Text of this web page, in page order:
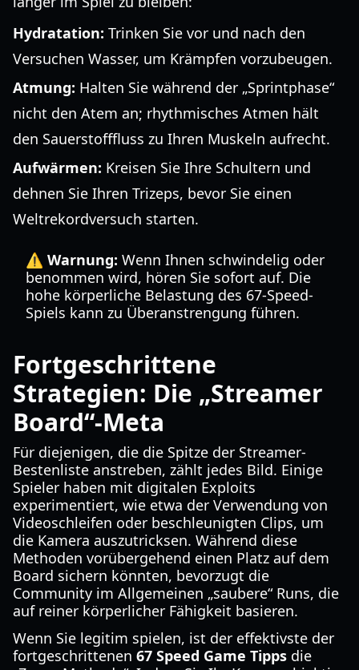
Hydratation: Trinken Sie vor und nach den
Versuchen Wasser, um Krämpfen vorzubeugen.
Atmung: Halten Sie während der „Sprintphase“
nicht den Atem an; rhythmisches Atmen hält
den Sauerstofffluss zu Ihren Muskeln aufrecht.
Aufwärmen: Kreisen Sie Ihre Schultern und
dehnen Sie Ihren Trizeps, bevor Sie einen
Weltrekordversuch starten.
⚠️ Warnung: Wenn Ihnen schwindelig oder
benommen wird, hören Sie sofort auf. Die
hohe körperliche Belastung des 67-Speed-
Spiels kann zu Überanstrengung führen.
Fortgeschrittene
Strategien: Die „Streamer
Board“-Meta
Für diejenigen, die die Spitze der Streamer-
Bestenliste anstreben, zählt jedes Bild. Einige
Spieler haben mit digitalen Exploits
experimentiert, wie etwa der Verwendung von
Videoschleifen oder beschleunigten Clips, um
die Kamera auszutricksen. Während diese
Methoden vorübergehend einen Platz auf dem
Board sichern könnten, bevorzugt die
Community im Allgemeinen „saubere“ Runs, die
auf reiner körperlicher Fähigkeit basieren.
Wenn Sie legitim spielen, ist der effektivste der
fortgeschrittenen 67 Speed Game Tipps die